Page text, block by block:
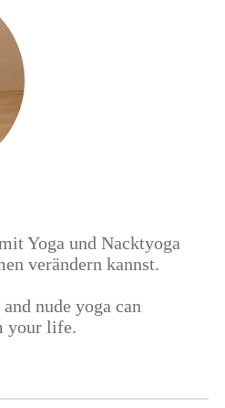
Yoga und Nacktyoga
verändern kannst.
nude yoga can
your life.